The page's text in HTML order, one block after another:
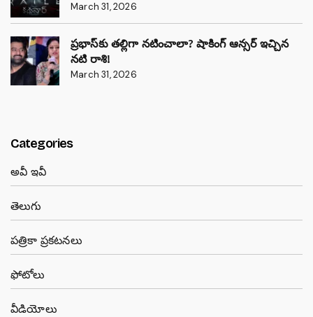
March 31, 2026
ప్రభాస్‌కు తల్లిగా నటించాలా? షాకింగ్ ఆన్సర్ ఇచ్చిన
నటి రాశి!
March 31, 2026
Categories
అవీ ఇవీ
తెలుగు
పత్రికా ప్రకటనలు
ఫోటోలు
వీడియోలు